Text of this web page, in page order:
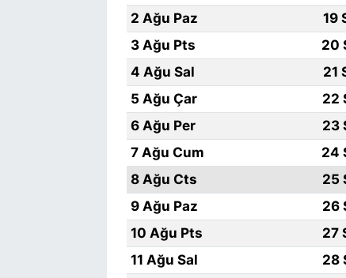
2 Ağu Paz
19
3 Ağu Pts
20
4 Ağu Sal
21
5 Ağu Çar
22
6 Ağu Per
23
7 Ağu Cum
24
8 Ağu Cts
25
9 Ağu Paz
26
10 Ağu Pts
27
11 Ağu Sal
28